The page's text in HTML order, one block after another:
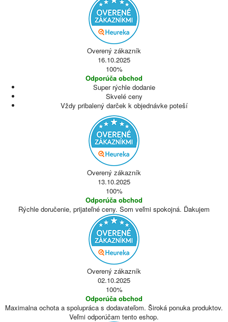
Overený zákazník
16.10.2025
100%
Odporúča obchod
Super rýchle dodanie
Skvelé ceny
Vždy pribalený darček k objednávke poteší
Overený zákazník
13.10.2025
100%
Odporúča obchod
Rýchle doručenie, prijateľné ceny. Som veľmi spokojná. Ďakujem
Overený zákazník
02.10.2025
100%
Odporúča obchod
Maximalna ochota a spolupráca s dodavateľom. Široká ponuka produktov.
Veľmi odporúčam tento eshop.